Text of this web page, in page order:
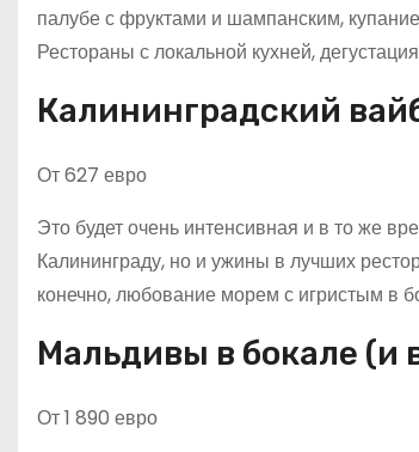
палубе с фруктами и шампанским,
Рестораны с локальной кухней,
Калининградский
От 627 евро
Это будет очень интенсивная и в то же
Калининграду, но и ужины в лучших
конечно, любование морем с игристым в
Мальдивы в бокале (и
От 1 890 евро